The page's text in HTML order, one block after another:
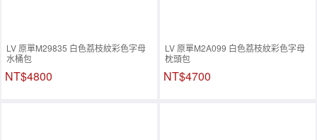
LV 原單M29835 白色荔枝紋彩色字母
水桶包
NT$4800
LV 原單M2A099 白色荔枝紋彩色字母
枕頭包
NT$4700